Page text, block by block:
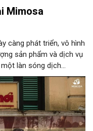
Mimosa
càng phát triển, vô hình
sản phẩm và dịch vụ
làn sóng dịch
mô hình dịch vụ trọn
thế hệ trẻ hiện nay cũng
tới sự cá nhân hóa,
mẫu rập khuôn có sẵn
ở Hà Nội.